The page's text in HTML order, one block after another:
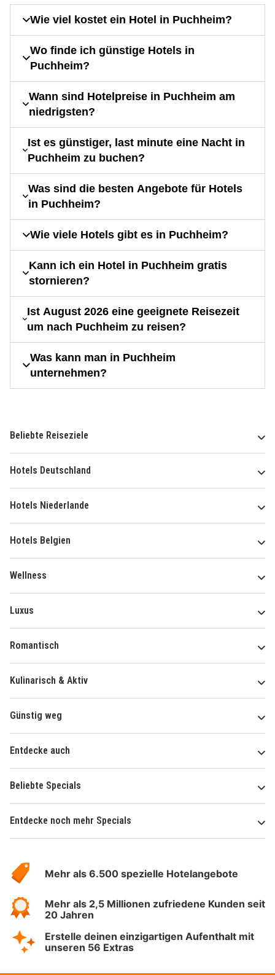
Wie viel kostet ein Hotel in Puchheim?
Wo finde ich günstige Hotels in
Puchheim?
Wann sind Hotelpreise in Puchheim am
niedrigsten?
Ist es günstiger, last minute eine Nacht in
Puchheim zu buchen?
Was sind die besten Angebote für Hotels
in Puchheim?
Wie viele Hotels gibt es in Puchheim?
Kann ich ein Hotel in Puchheim gratis
stornieren?
Ist August 2026 eine geeignete Reisezeit
um nach Puchheim zu reisen?
Was kann man in Puchheim
unternehmen?
Beliebte Reiseziele
Hotels Deutschland
Hotels Niederlande
Hotels Belgien
Wellness
Luxus
Romantisch
Kulinarisch & Aktiv
Günstig weg
Entdecke auch
Beliebte Specials
Entdecke noch mehr Specials
Hotelspecials
Mehr als 6.500 spezielle Hotelangebote
Mehr als 2,5 Millionen zufriedene Kunden seit
20 Jahren
Erstelle deinen einzigartigen Aufenthalt mit
unseren 56 Extras